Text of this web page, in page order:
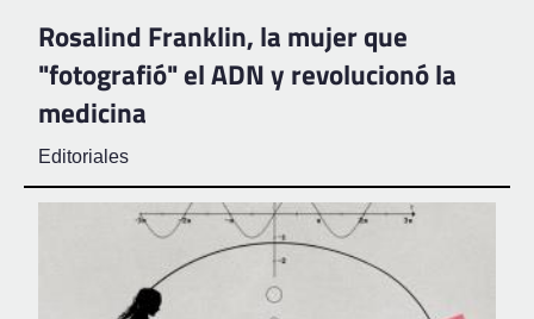
Rosalind Franklin, la mujer que
"fotografió" el ADN y revolucionó la
medicina
Editoriales